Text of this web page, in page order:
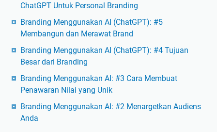
ChatGPT Untuk Personal Branding
Branding Menggunakan AI (ChatGPT): #5
Membangun dan Merawat Brand
Branding Menggunakan AI (ChatGPT): #4 Tujuan
Besar dari Branding
Branding Menggunakan AI: #3 Cara Membuat
Penawaran Nilai yang Unik
Branding Menggunakan AI: #2 Menargetkan Audiens
Anda